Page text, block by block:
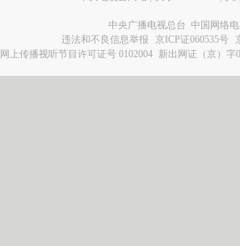
中央广播电视总台 中国网络
违法和不良信息举报
京ICP证060535号
网上传播视听节目许可证号 0102004 新出网证（京）